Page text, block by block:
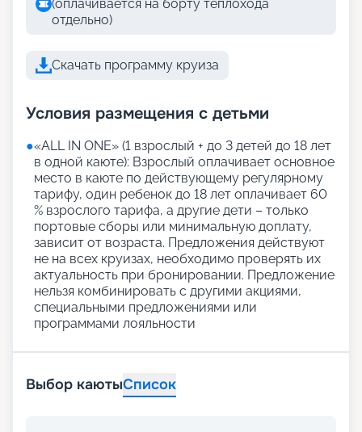
(оплачивается на борту теплохода
отдельно)
Скачать программу круиза
Условия размещения с детьми
●«АLL IN ONE» (1 взрослый + до 3 детей до 18 лет
в одной каюте): Взрослый оплачивает основное
место в каюте по действующему регулярному
тарифу, один ребенок до 18 лет оплачивает 60
% взрослого тарифа, а другие дети – только
портовые сборы или минимальную доплату,
зависит от возраста. Предложения действуют
не на всех круизах, необходимо проверять их
актуальность при бронировании. Предложение
нельзя комбинировать с другими акциями,
специальными предложениями или
программами лояльности
Выбор каютыСписок